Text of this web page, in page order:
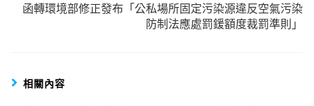
函轉環境部修正發布「公私場所固定污染源違反空氣污染
防制法應處罰鍰額度裁罰準則」
相關內容